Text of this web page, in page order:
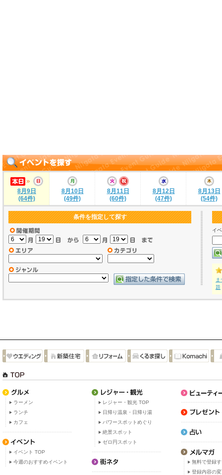
8月9日
(64件)
8月10日
(49件)
8月11日
(60件)
8月12日
(47件)
8月13日
(54件)
条件を指定して探す
イ
ま
題
ラーメン
ランチ
カフェ
イベント TOP
今週のおすすめイベント
レジャー・観光 TOP
日帰り温泉・日帰り湯
パワースポットめぐり
絶景スポット
ゼロ円スポット
無料で登録
登録内容の